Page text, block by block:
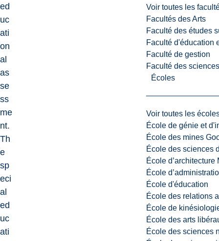
Voir toutes les
Facultés des Arts
Faculté des études
Faculté d'éducation
Faculté de gestion
Faculté des
Écoles
Voir toutes les
École de génie et
École des mines
École des sciences
École d’architecture
École
École d'éducation
École des relations
École de
École des arts
École des sciences
ed
uc
ati
on
al
as
se
ss
me
nt.
Th
e
sp
eci
al
ed
uc
ati